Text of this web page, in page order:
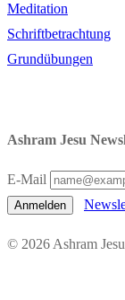
Meditation
Schriftbetrachtung
Grundübungen
Ashram Jesu
E-Mail
Anmelden
© 2026 Ashram Jesu